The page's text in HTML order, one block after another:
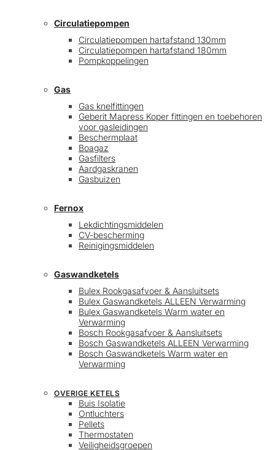
Circulatiepompen
Circulatiepompen hartafstand 130mm
Circulatiepompen hartafstand 180mm
Pompkoppelingen
Gas
Gas knelfittingen
Geberit Mapress Koper fittingen en toebehoren
voor gasleidingen
Beschermplaat
Boagaz
Gasfilters
Aardgaskranen
Gasbuizen
Fernox
Lekdichtingsmiddelen
CV-bescherming
Reinigingsmiddelen
Gaswandketels
Bulex Rookgasafvoer & Aansluitsets
Bulex Gaswandketels ALLEEN Verwarming
Bulex Gaswandketels Warm water en
Verwarming
Bosch Rookgasafvoer & Aansluitsets
Bosch Gaswandketels ALLEEN Verwarming
Bosch Gaswandketels Warm water en
Verwarming
OVERIGE KETELS
Buis Isolatie
Ontluchters
Pellets
Thermostaten
Veiligheidsgroepen